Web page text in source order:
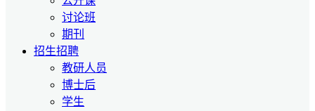
讨论班
期刊
招生招聘
教研人员
博士后
学生